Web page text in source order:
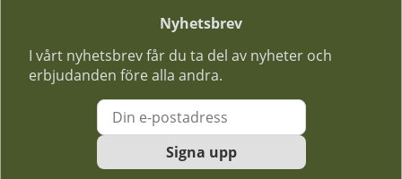
Nyhetsbrev
I vårt nyhetsbrev får du ta del av nyheter och
erbjudanden före alla andra.
Signa upp